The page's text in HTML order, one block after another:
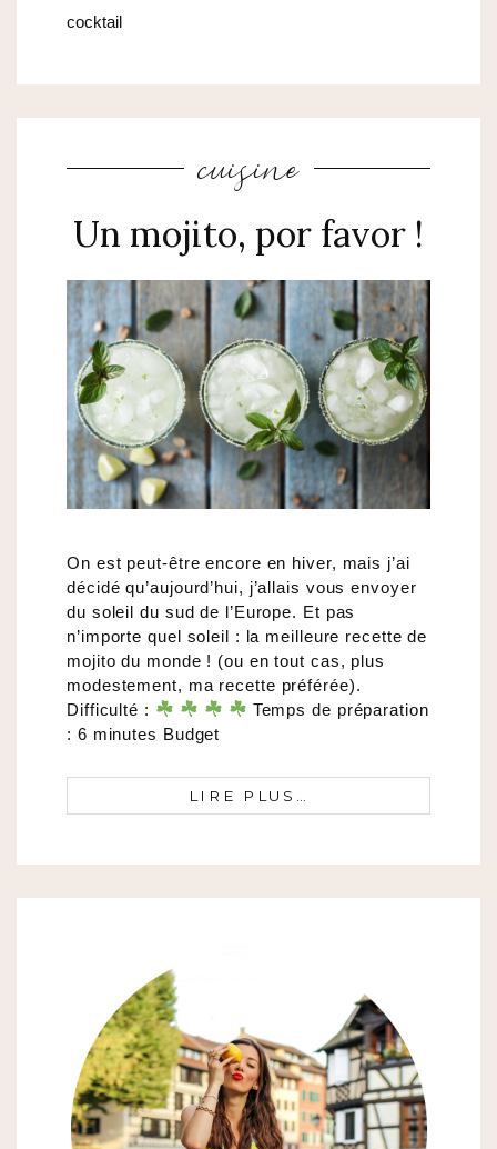
cocktail
cuisine
Un mojito, por favor !
On est peut-être encore en hiver, mais j’ai
décidé qu’aujourd’hui, j’allais vous envoyer
du soleil du sud de l’Europe. Et pas
n’importe quel soleil : la meilleure recette de
mojito du monde ! (ou en tout cas, plus
modestement, ma recette préférée).
Difficulté :
Temps de préparation
: 6 minutes Budget
LIRE PLUS…